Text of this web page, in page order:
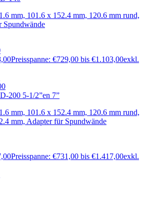
mm, 101.6 x 152.4 mm, 120.6 mm rund,
Spundwände
Preisspanne: €729,00 bis €1.103,00exkl.
200 5-1/2”en 7”
mm, 101.6 x 152.4 mm, 120.6 mm rund,
mm, Adapter für Spundwände
Preisspanne: €731,00 bis €1.417,00exkl.